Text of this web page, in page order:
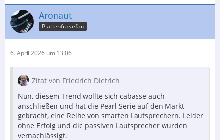
Aronaut
Plattenfräsefan
6. April 2026 um 13:06
Zitat von Friedrich Dietrich
Nun, diesem Trend wollte sich cabasse auch
anschließen und hat die Pearl Serie auf den Markt
gebracht, eine Reihe von smarten Lautsprechern. Leider
ohne Erfolg und die passiven Lautsprecher wurden
vernachlässigt.